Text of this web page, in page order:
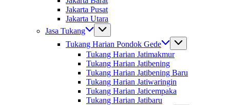
Jakarta Pusat
Jakarta Utara
Jasa Tukang
Tukang Harian Pondok Gede
Tukang Harian Jatimakmur
Tukang Harian Jatibening
Tukang Harian Jatibening Baru
Tukang Harian Jatiwaringin
Tukang Harian Jaticempaka
Tukang Harian Jatibaru